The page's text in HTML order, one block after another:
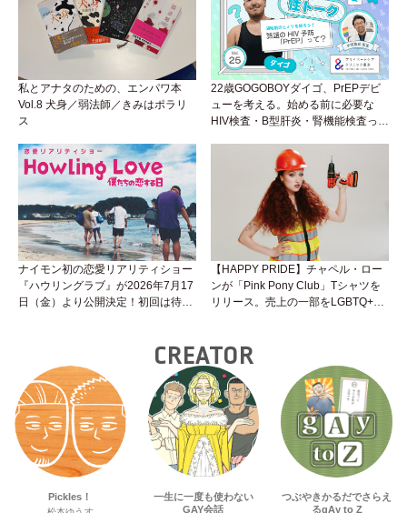
私とアナタのための、エンパワ本
Vol.8 犬身／弱法師／きみはポラリ
ス
22歳GOGOBOYダイゴ、PrEPデビ
ューを考える。始める前に必要な
HIV検査・B型肝炎・腎機能検査っ
性トーク～聞きにくいことは小堀先
生に聞けばイイ！（Vol.25）
ナイモン初の恋愛リアリティショー
『ハウリングラブ』が2026年7月17
日（金）より公開決定！初回は待望
【HAPPY PRIDE】チャペル・ロー
ンが「Pink Pony Club」Tシャツを
リリース。売上の一部をLGBTQ+＆
CREATOR
Pickles！
一生に一度も使わない
GAY会話
つぶやきかるだでさらえ
るgAy to Z